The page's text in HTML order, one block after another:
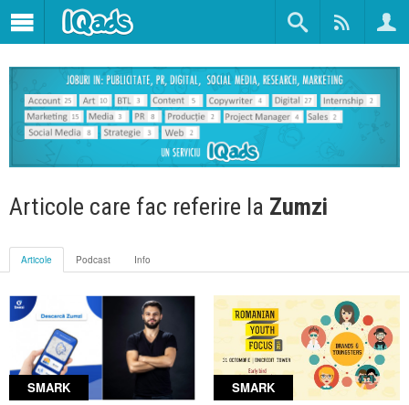
Articole care fac referire la Zumzi
Articole Podcast Info
SMARK
SMARK